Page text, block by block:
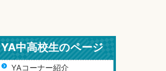
YA中高校生のページ
YAコーナー紹介